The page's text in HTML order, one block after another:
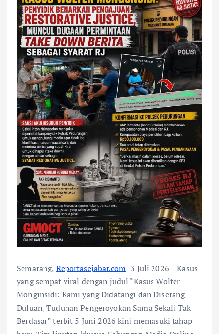
Semarang, Reportasejabar.com-3 Juli 2026 – Kasus
yang sempat viral dengan judul “Kasus Wolter
Monginsidi: Kami yang Didatangi dan Diserang
Duluan, Tuduhan Pengeroyokan Sama Sekali Tak
Berdasar” terbit 5 Juni 2026 kini memasuki tahap